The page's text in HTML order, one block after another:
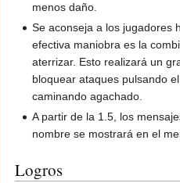
menos daño.
Se aconseja a los jugadores
efectiva maniobra es la
aterrizar. Esto realizará un
bloquear ataques pulsando
caminando agachado.
A partir de la 1.5, los
nombre se mostrará en el
Logros